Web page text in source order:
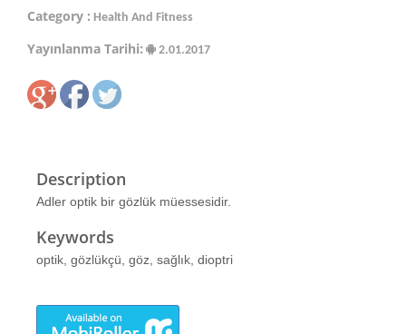
Category : Health And Fitness
Yayınlanma Tarihi: 2.01.2017
Description
Adler optik bir gözlük müessesidir.
Keywords
optik, gözlükçü, göz, sağlık, dioptri